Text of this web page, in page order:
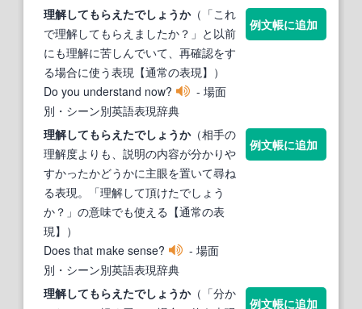
理解してもらえたでしょうか（「これ
で理解してもらえましたか？」と以前
にも理解に苦しんでいて、再確認をす
る場合に使う表現【通常の表現】）
Do you understand now?
- 場面
別・シーン別英語表現辞典
例文帳に追加
理解してもらえたでしょうか（相手の
理解度よりも、説明の内容が分かりや
すかったかどうかに主眼を置いて尋ね
る表現。「理解して頂けたでしょう
か？」の意味でも使える【通常の表
現】）
Does that make sense?
- 場面
別・シーン別英語表現辞典
例文帳に追加
理解してもらえたでしょうか（「分か
例文帳に追加